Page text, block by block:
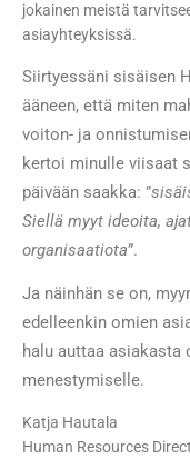
jokainen meistä
asiayhteyksissä.
Siirtyessäni sisäisen
ääneen, että miten
voiton- ja
kertoi minulle viisaat
päivään saakka: ”
Siellä myyt ideoita,
organisaatiota”.
Ja näinhän se on,
edelleenkin omien
halu auttaa asiakasta
menestymiselle.
Katja Hautala
Human Resources